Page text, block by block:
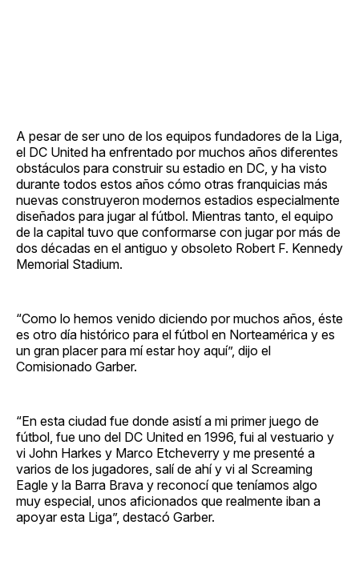
A pesar de ser uno de los equipos fundadores de la Liga,
el DC United ha enfrentado por muchos años diferentes
obstáculos para construir su estadio en DC, y ha visto
durante todos estos años cómo otras franquicias más
nuevas construyeron modernos estadios especialmente
diseñados para jugar al fútbol. Mientras tanto, el equipo
de la capital tuvo que conformarse con jugar por más de
dos décadas en el antiguo y obsoleto Robert F. Kennedy
Memorial Stadium.
“Como lo hemos venido diciendo por muchos años, éste
es otro día histórico para el fútbol en Norteamérica y es
un gran placer para mí estar hoy aquí”, dijo el
Comisionado Garber.
“En esta ciudad fue donde asistí a mi primer juego de
fútbol, fue uno del DC United en 1996, fui al vestuario y
vi John Harkes y Marco Etcheverry y me presenté a
varios de los jugadores, salí de ahí y vi al Screaming
Eagle y la Barra Brava y reconocí que teníamos algo
muy especial, unos aficionados que realmente iban a
apoyar esta Liga”, destacó Garber.